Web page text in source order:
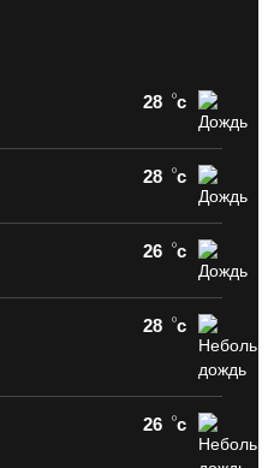
28 c
28 c
26 c
28 c
26 c